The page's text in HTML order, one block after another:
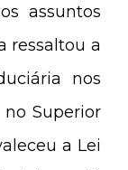
assuntos
ressaltou a
nos
Superior
a Lei